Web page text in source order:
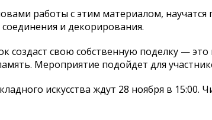
работы с этим материалом,
и декорирования.
создаст свою собственную поделку —
Мероприятие подойдет для
искусства ждут 28 ноября в 15:00.